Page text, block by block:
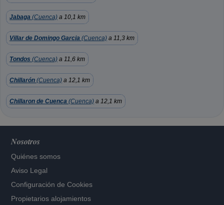
Jabaga (Cuenca) a 10,1 km
Villar de Domingo Garcia (Cuenca) a 11,3 km
Tondos (Cuenca) a 11,6 km
Chillarón (Cuenca) a 12,1 km
Chillaron de Cuenca (Cuenca) a 12,1 km
Nosotros
Quiénes somos
Aviso Legal
Configuración de Cookies
Propietarios alojamientos